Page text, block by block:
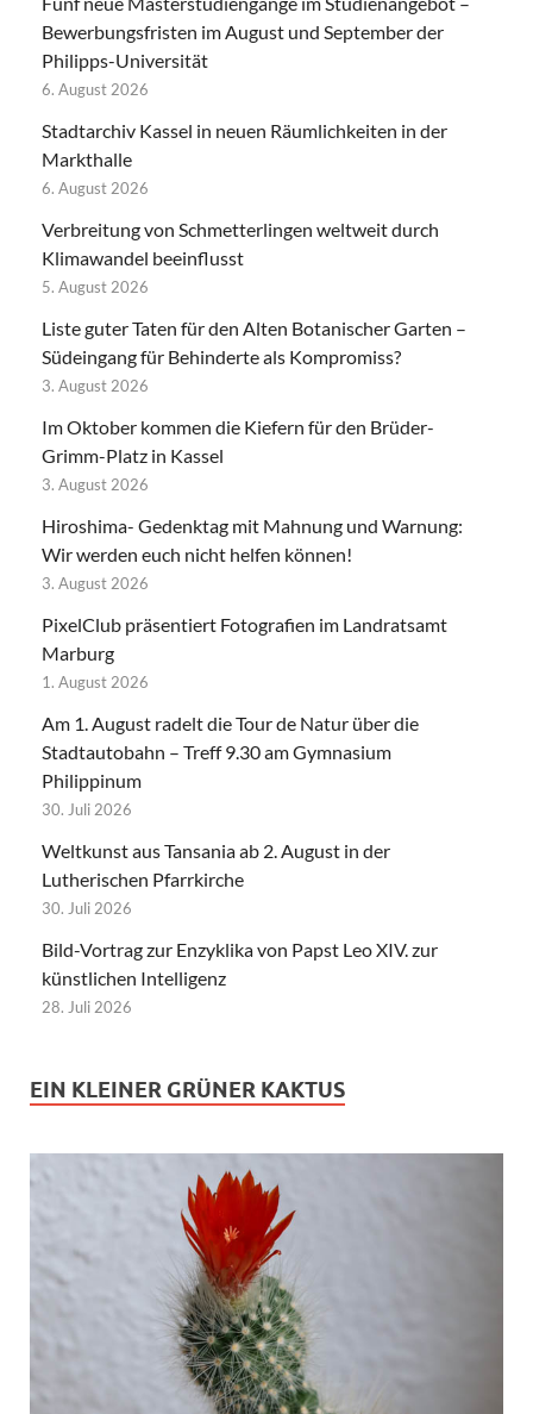
Bewerbungsfristen im August und September der
Philipps-Universität
6. August 2026
Stadtarchiv Kassel in neuen Räumlichkeiten in der
Markthalle
6. August 2026
Verbreitung von Schmetterlingen weltweit durch
Klimawandel beeinflusst
5. August 2026
Liste guter Taten für den Alten Botanischer Garten –
Südeingang für Behinderte als Kompromiss?
3. August 2026
Im Oktober kommen die Kiefern für den Brüder-
Grimm-Platz in Kassel
3. August 2026
Hiroshima- Gedenktag mit Mahnung und Warnung:
Wir werden euch nicht helfen können!
3. August 2026
PixelClub präsentiert Fotografien im Landratsamt
Marburg
1. August 2026
Am 1. August radelt die Tour de Natur über die
Stadtautobahn – Treff 9.30 am Gymnasium
Philippinum
30. Juli 2026
Weltkunst aus Tansania ab 2. August in der
Lutherischen Pfarrkirche
30. Juli 2026
Bild-Vortrag zur Enzyklika von Papst Leo XIV. zur
künstlichen Intelligenz
28. Juli 2026
EIN KLEINER GRÜNER KAKTUS